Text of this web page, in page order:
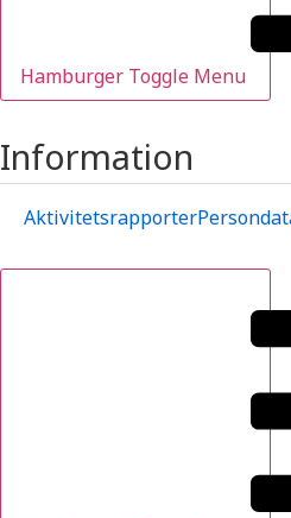
Hamburger Toggle Menu
Information
Aktivitetsrapporter